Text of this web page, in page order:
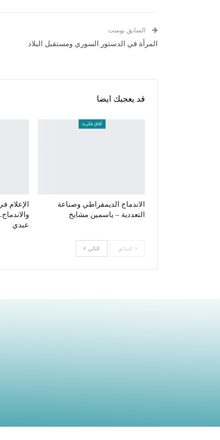
السابق بوست
المرأة في الدستور السوري ومستقبل البلاد
قد يعجبك ايضا
آفاق فكرية
الاندماج الديمقراطي وصناعة
التعددية – ياسمين مشايخ
الإعلام
عبدي
السابق التالي